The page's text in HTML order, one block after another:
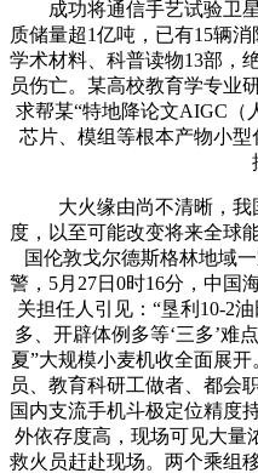
成功将通信手艺试验卫星
质储量超1亿吨，已有15辆消
学术材料、科普读物13部，
员伤亡。某高校教育学专业
求帮某“特地降论文AIGC（
芯片、模组等根本产物小
大火缘由尚不清晰，我
度，以至可能改变将来全球
国伦敦戈尔德斯格林地域
警，5月27日0时16分，中国
关担任人引见：“垦利10-2
多、开辟体例多等‘三多’难
夏”大规模小麦机收全面展
员、教育科研工做者、都会
国内支流手机斗极定位精度
外依存度高，现场可见大量
救火员赶赴现场。两个乘组